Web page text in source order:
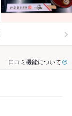
口コミ機能について